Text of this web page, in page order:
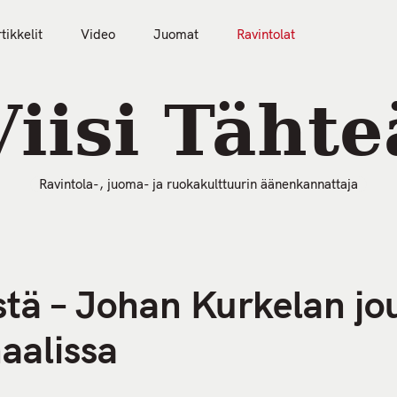
Video Juomat Ravintolat
Ravintola-, juoma- ja ruokakulttuurin äänenkannattaja
– Johan Kurkelan